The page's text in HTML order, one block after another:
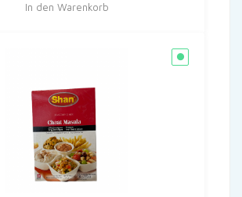
In den Warenkorb